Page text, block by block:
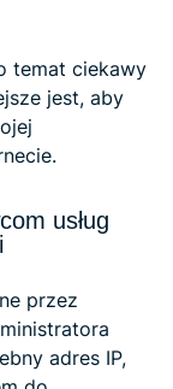
temat ciekawy
jest, aby
usług
przez
adres IP,